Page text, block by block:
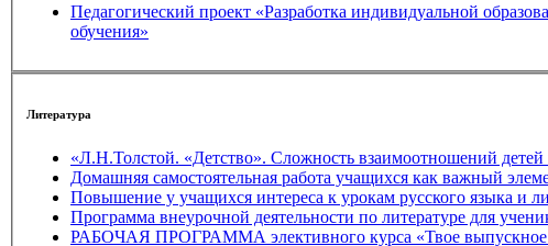
Педагогический проект «Разработка индивидуальной образовательной программы для учащегося 8 класса с умственной
обучения»
Литература
«Л.Н.Толстой. «Детство». Сложность взаимоотношений детей
РАБОЧАЯ ПРОГРАММА элективного